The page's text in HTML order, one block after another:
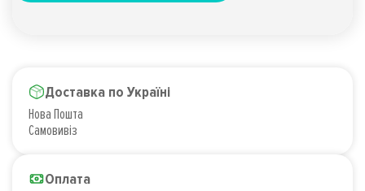
Доставка по Україні
Нова Пошта
Самовивіз
Оплата